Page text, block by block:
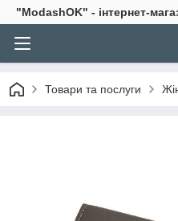
"ModashOK" - інтернет-
Товари та послуги